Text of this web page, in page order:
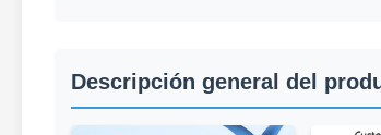
Descripción general del